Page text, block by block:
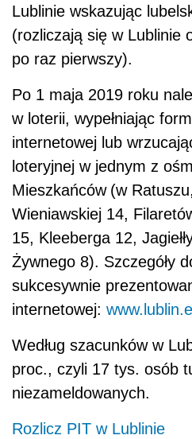
Lublinie wskazując
(rozliczają się w Lublinie
po raz pierwszy).
Po 1 maja 2019 roku
w loterii, wypełniając
internetowej lub
loteryjnej w jednym z
Mieszkańców (w
Wieniawskiej 14,
15, Kleeberga 12,
Żywnego 8). Szczegóły
sukcesywnie
internetowej:
Według szacunków w
proc., czyli 17 tys. osób
niezameldowanych.
Rozlicz PIT w Lublinie